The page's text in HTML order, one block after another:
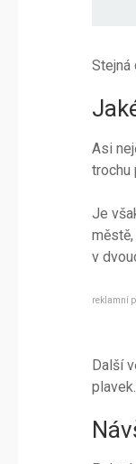
Stejná
Asi
trochu
Je
v
reklamní
Další